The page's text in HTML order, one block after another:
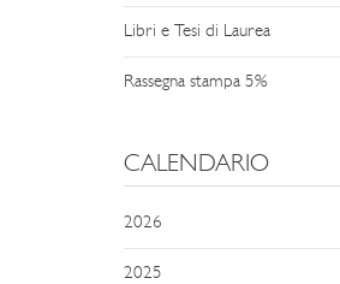
Libri e Tesi di Laurea
Rassegna stampa 5%
CALENDARIO
2026
2025